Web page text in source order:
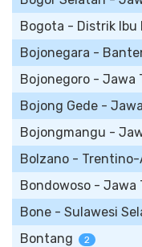
Bogota - Distrik Ibu
Bojonegara -
Bojonegoro - Jawa
Bojong Gede -
Bojongmangu -
Bolzano -
Bondowoso - Jawa
Bone - Sulawesi
Bontang 2